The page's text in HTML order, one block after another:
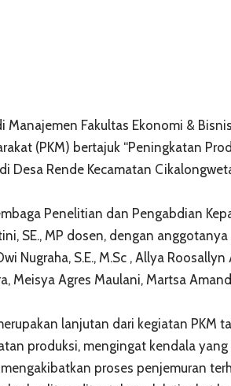
Manajemen Fakultas Ekonomi &
(PKM) bertajuk “Peningkatan
Desa Rende Kecamatan
Penelitian dan Pengabdian
SE., MP dosen, dengan
Nugraha, S.E., M.Sc , Allya Roosallyn
Meisya Agres Maulani, Martsa
lanjutan dari kegiatan PKM
produksi, mengingat kendala
proses penjemuran